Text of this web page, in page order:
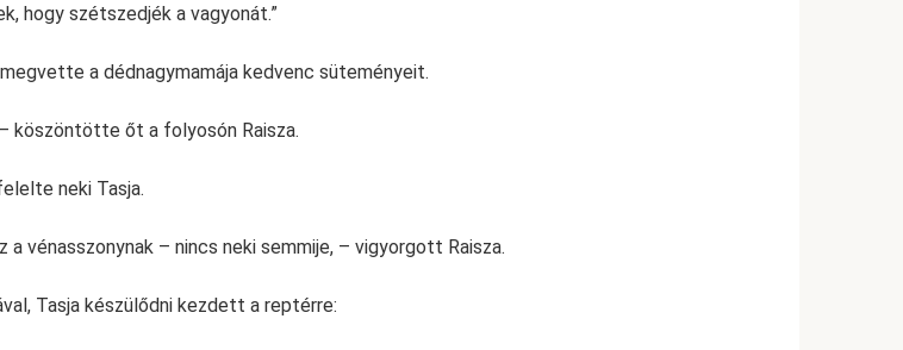
hogy szétszedjék a vagyonát.”
a dédnagymamája kedvenc süteményeit.
köszöntötte őt a folyosón Raisza.
neki Tasja.
a vénasszonynak – nincs neki semmije, – vigyorgott Raisza.
Tasja készülődni kezdett a reptérre: